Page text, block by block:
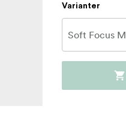
Varianter